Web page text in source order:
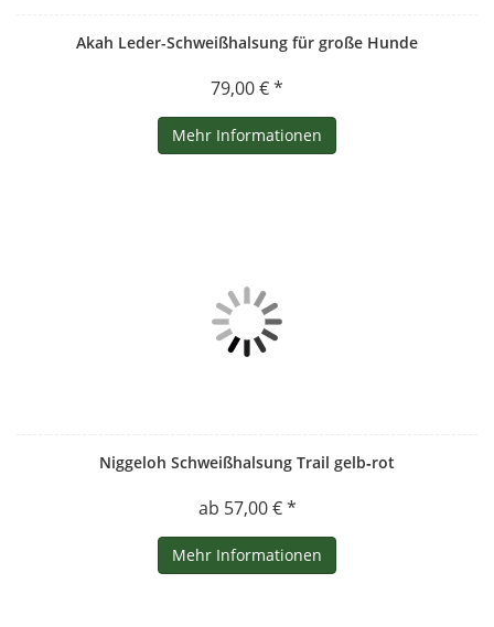
Akah Leder-Schweißhalsung für große Hunde
79,00 € *
Mehr Informationen
Niggeloh Schweißhalsung Trail gelb‑rot
ab 57,00 € *
Mehr Informationen